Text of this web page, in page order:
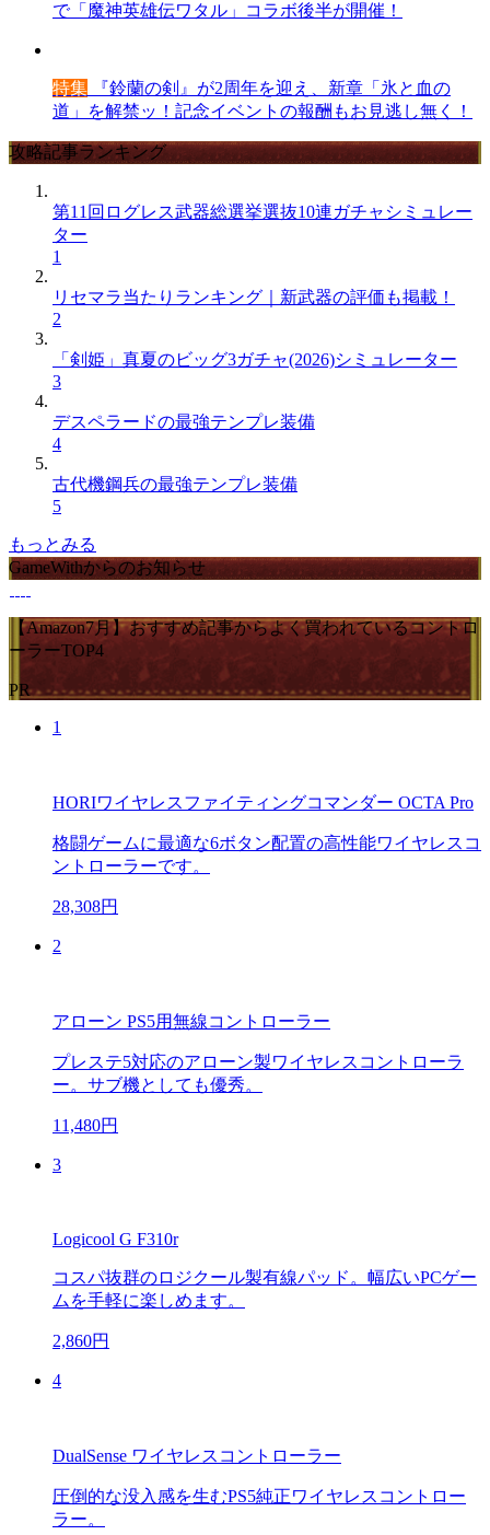
で「魔神英雄伝ワタル」コラボ後半が開催！
特集 『鈴蘭の剣』が2周年を迎え、新章「氷と血の
道」を解禁ッ！記念イベントの報酬もお見逃し無く！
攻略記事ランキング
第11回ログレス武器総選挙選抜10連ガチャシミュレー
ター
1
リセマラ当たりランキング｜新武器の評価も掲載！
2
「剣姫」真夏のビッグ3ガチャ(2026)シミュレーター
3
デスペラードの最強テンプレ装備
4
古代機鋼兵の最強テンプレ装備
5
もっとみる
GameWithからのお知らせ
【Amazon7月】おすすめ記事からよく買われているコントロ
ーラーTOP4
PR
1
HORIワイヤレスファイティングコマンダー OCTA Pro
格闘ゲームに最適な6ボタン配置の高性能ワイヤレスコ
ントローラーです。
28,308円
2
アローン PS5用無線コントローラー
プレステ5対応のアローン製ワイヤレスコントローラ
ー。サブ機としても優秀。
11,480円
3
Logicool G F310r
コスパ抜群のロジクール製有線パッド。幅広いPCゲー
ムを手軽に楽しめます。
2,860円
4
DualSense ワイヤレスコントローラー
圧倒的な没入感を生むPS5純正ワイヤレスコントロー
ラー。